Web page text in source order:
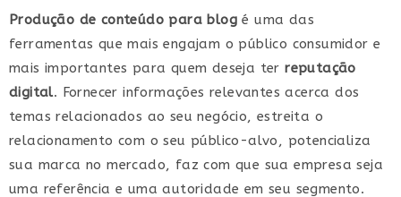
Produção de conteúdo para blog é uma das
ferramentas que mais engajam o público consumidor e
mais importantes para quem deseja terreputação
digital. Fornecer informações relevantes acerca dos
temas relacionados ao seu negócio, estreita o
relacionamento com o seu público-alvo, potencializa
sua marca no mercado, faz com que sua empresa seja
uma referência e uma autoridade em seu segmento.